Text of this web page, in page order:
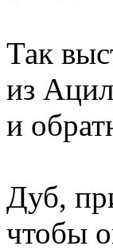
Так
из
и
Дуб,
чтобы